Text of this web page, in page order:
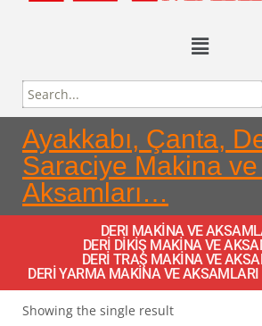
Ayakkabı, Çanta,
Saraciye Makina
Aksamları…
DERI MAKİNA VE
DERİ DİKİŞ MAKİNA VE
DERİ TRAŞ MAKİNA VE
DERİ YARMA MAKİNA VE AKSAMLARI
Showing the single result